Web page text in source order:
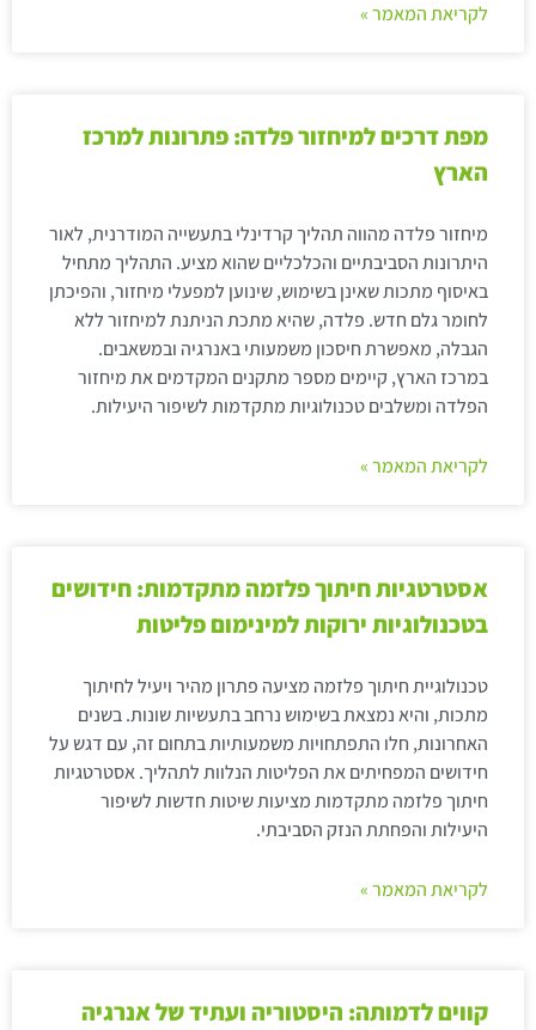
לקריאת המאמר »
מפת דרכים למיחזור פלדה: פתרונות למרכז
הארץ
מיחזור פלדה מהווה תהליך קרדינלי בתעשייה המודרנית, לאור
היתרונות הסביבתיים והכלכליים שהוא מציע. התהליך מתחיל
באיסוף מתכות שאינן בשימוש, שינוען למפעלי מיחזור, והפיכתן
לחומר גלם חדש. פלדה, שהיא מתכת הניתנת למיחזור ללא
הגבלה, מאפשרת חיסכון משמעותי באנרגיה ובמשאבים.
במרכז הארץ, קיימים מספר מתקנים המקדמים את מיחזור
הפלדה ומשלבים טכנולוגיות מתקדמות לשיפור היעילות.
לקריאת המאמר »
אסטרטגיות חיתוך פלזמה מתקדמות: חידושים
בטכנולוגיות ירוקות למינימום פליטות
טכנולוגיית חיתוך פלזמה מציעה פתרון מהיר ויעיל לחיתוך
מתכות, והיא נמצאת בשימוש נרחב בתעשיות שונות. בשנים
האחרונות, חלו התפתחויות משמעותיות בתחום זה, עם דגש על
חידושים המפחיתים את הפליטות הנלוות לתהליך. אסטרטגיות
חיתוך פלזמה מתקדמות מציעות שיטות חדשות לשיפור
היעילות והפחתת הנזק הסביבתי.
לקריאת המאמר »
קווים לדמותה: היסטוריה ועתיד של אנרגיה